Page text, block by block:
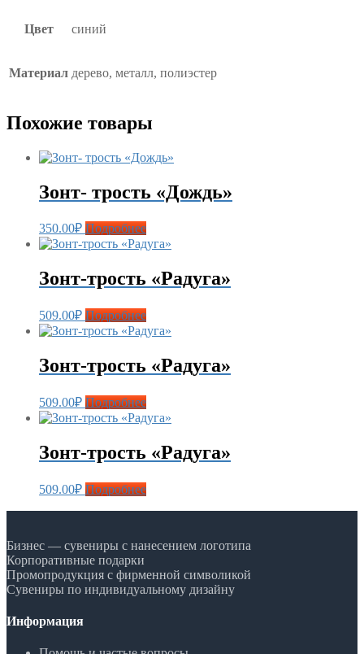
Цвет синий
Материал дерево, металл, полиэстер
Похожие товары
Зонт- трость «Дождь»
350.00₽ Подробнее
Зонт-трость «Радуга»
509.00₽ Подробнее
Зонт-трость «Радуга»
509.00₽ Подробнее
Зонт-трость «Радуга»
509.00₽ Подробнее
Бизнес — сувениры с нанесением логотипа
Корпоративные подарки
Промопродукция с фирменной символикой
Сувениры по индивидуальному дизайну
Информация